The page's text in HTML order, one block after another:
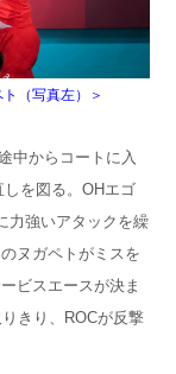
（写真左）＞
中からコートに入
を図る。OHエゴ
力強いアタックを繰
ヌガペトがミスを
ビスエースが決ま
きり、ROCが反撃